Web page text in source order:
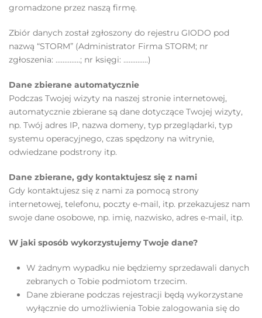
gromadzone przez naszą firmę.
Zbiór danych został zgłoszony do rejestru GIODO pod
nazwą “STORM” (Administrator Firma STORM; nr
zgłoszenia: ..............; nr księgi: ..............)
Dane zbierane automatycznie
Podczas Twojej wizyty na naszej stronie internetowej,
automatycznie zbierane są dane dotyczące Twojej wizyty,
np. Twój adres IP, nazwa domeny, typ przeglądarki, typ
systemu operacyjnego, czas spędzony na witrynie,
odwiedzane podstrony itp.
Dane zbierane, gdy kontaktujesz się z nami
Gdy kontaktujesz się z nami za pomocą strony
internetowej, telefonu, poczty e-mail, itp. przekazujesz nam
swoje dane osobowe, np. imię, nazwisko, adres e-mail, itp.
W jaki sposób wykorzystujemy Twoje dane?
W żadnym wypadku nie będziemy sprzedawali danych
zebranych o Tobie podmiotom trzecim.
Dane zbierane podczas rejestracji będą wykorzystane
wyłącznie do umożliwienia Tobie zalogowania się do